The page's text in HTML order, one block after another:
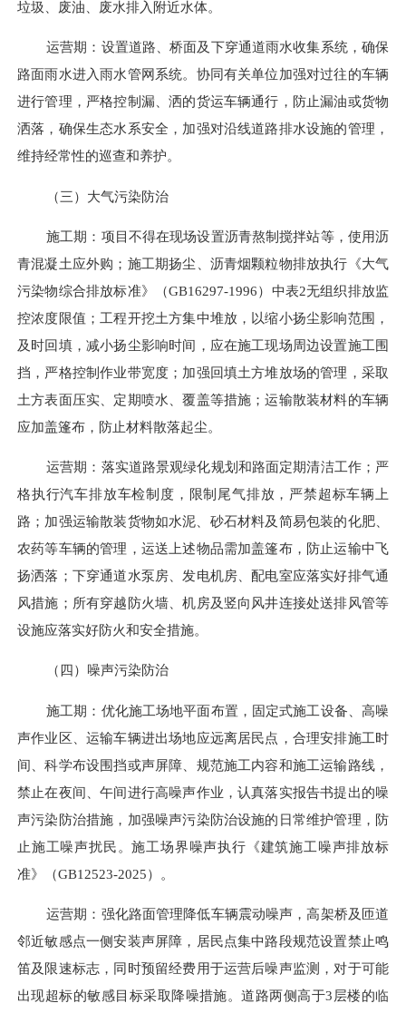
垃圾、废油、废水排入附近水体。
运营期：设置道路、桥面及下穿通道雨水收集系统，确保
路面雨水进入雨水管网系统。协同有关单位加强对过往的车辆
进行管理，严格控制漏、洒的货运车辆通行，防止漏油或货物
洒落 ， 确保生态水系安全，加强对沿线道路排水设施的管理，
维持经常性的巡查和养护。
（三）大气污染防治
施工期：项目不得在现场设置沥青熬制搅拌站等，使用沥
青混凝土应外购；施工期扬尘、沥青烟颗粒物排放执行《大气
污染物综合排放标准》
（GB16297-1996） 中表2无组织排放监
控浓度限值；工程开挖土方集中堆放，以缩小扬尘影响范围，
及时回填，减小扬尘影响时间，应在施工现场周边设置施工围
挡，严格控制作业带宽度；加强回填土方堆放场的管理，采取
土方表面压实、定期喷水、覆盖等措施；运输散装材料的车辆
应加盖篷布，防止材料散落起尘。
运营期：落实道路景观绿化规划和路面定期清洁工作；严
格执行汽车排放车检制度 ，限制尾气排放，严禁超标车辆上
路；加强运输散装货物如水泥、砂石材料及简易包装的化肥、
农药等车辆的管理 ， 运送上述物品需加盖篷布，防止运输中飞
扬洒落；下穿通道水泵房、发电机房、配电室应落实好排气通
风措施；所有穿越防火墙、机房及竖向风井连接处送排风管等
设施应落实好防火和安全措施。
（四）噪声污染防治
施工期：优化施工场地平面布置，固定式施工设备、高噪
声作业区、运输车辆进出场地应远离居民点，合理安排施工时
间、科学布设围挡或声屏障、规范施工内容和施工运输路线，
禁止在夜间、午间进行高噪声作业，认真落实报告书提出的噪
声污染防治措施，加强噪声污染防治设施的日常维护管理，防
止施工噪声扰民。施工场界噪声执行《建筑施工噪声排放标
准》（GB12523-2025）。
运营期：强化路面管理降低车辆震动噪声，高架桥及匝道
邻近敏感点一侧安装声屏障，居民点集中路段规范设置禁止鸣
笛及限速标志，同时预留经费用于运营后噪声监测，对于可能
出现超标的敏感目标采取降噪措施。道路两侧高于3层楼的临